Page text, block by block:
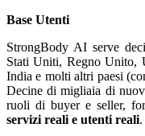
Base Utenti
StrongBody AI serve
Stati Uniti, Regno Unito,
India e molti altri paesi
Decine di migliaia di
ruoli di buyer e seller,
servizi reali e utenti reali.